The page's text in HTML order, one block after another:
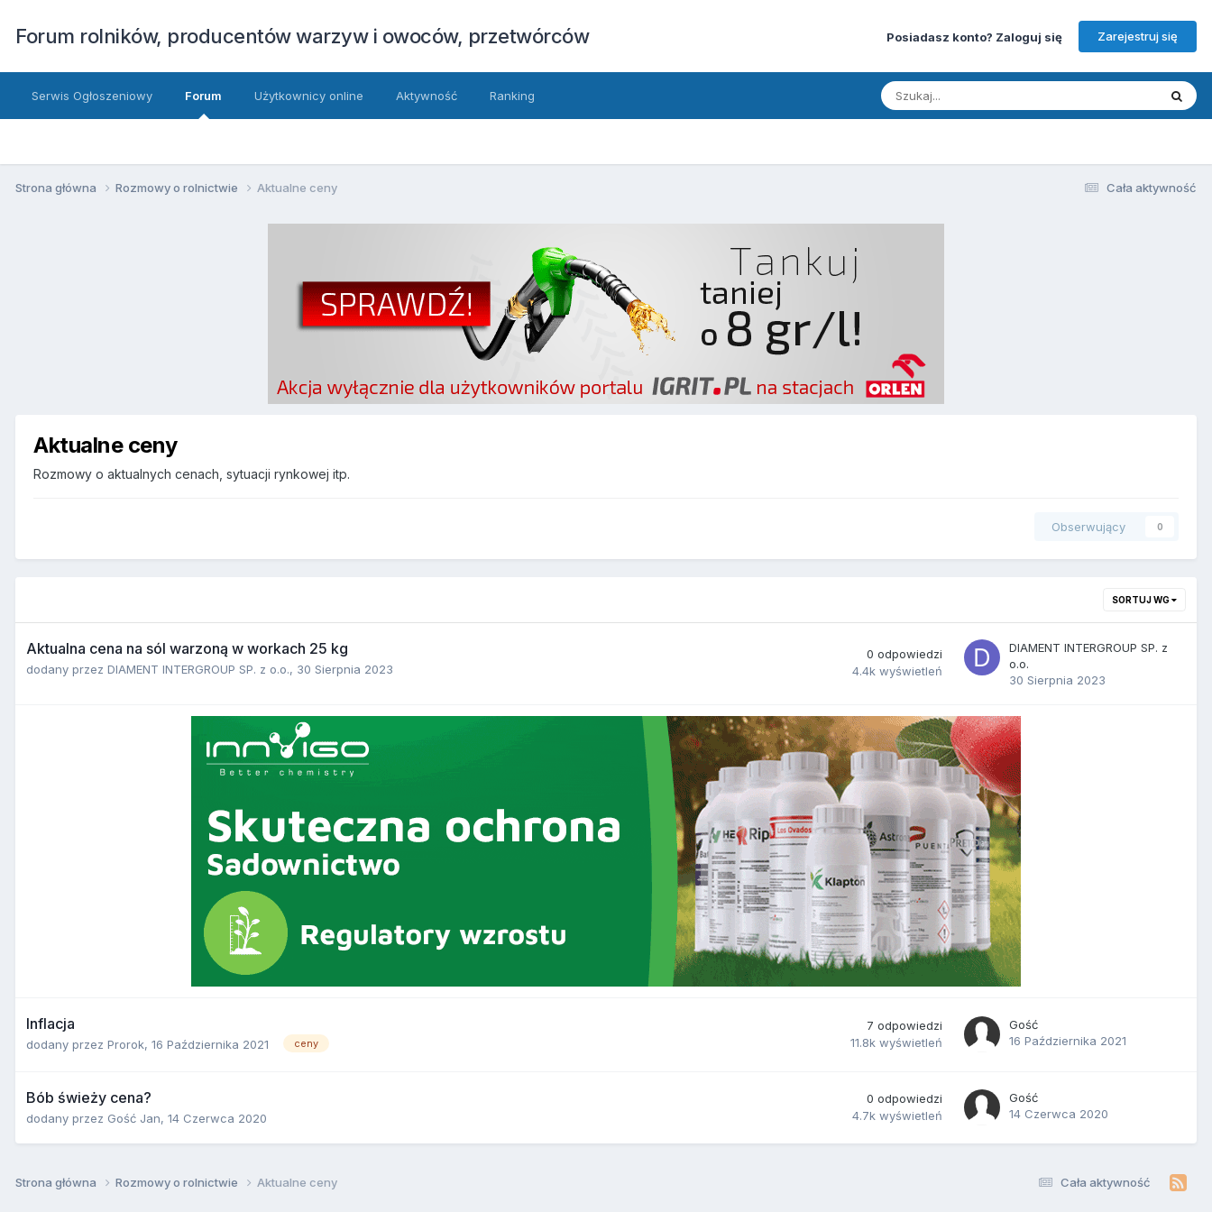
Forum rolników, producentów warzyw i owoców, przetwórców Posiadasz konto? Zaloguj się Zarejestruj się
Serwis Ogłoszeniowy Forum Użytkownicy online Aktywność Ranking
Cała aktywność
Strona główna Rozmowy o rolnictwie Aktualne ceny
Aktualne ceny
Rozmowy o aktualnych cenach, sytuacji rynkowej itp.
Obserwujący 0
SORTUJ WG
Aktualna cena na sól warzoną w workach 25 kg
dodany przez DIAMENT INTERGROUP SP. z o.o., 30 Sierpnia 2023
0 odpowiedzi
4.4k wyświetleń
DIAMENT INTERGROUP SP. z
o.o.
30 Sierpnia 2023
Inflacja
dodany przez Prorok, 16 Października 2021 ceny
7 odpowiedzi
11.8k wyświetleń
Gość
16 Października 2021
Bób świeży cena?
dodany przez Gość Jan, 14 Czerwca 2020
0 odpowiedzi
4.7k wyświetleń
Gość
14 Czerwca 2020
Cała aktywność
Strona główna Rozmowy o rolnictwie Aktualne ceny